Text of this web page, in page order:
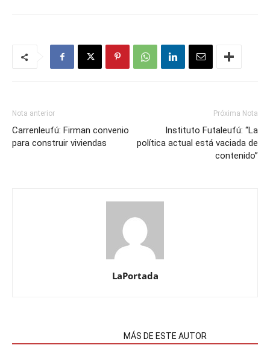
Nota anterior
Carrenleufú: Firman convenio
para construir viviendas
Próxima Nota
Instituto Futaleufú: “La
política actual está vaciada de
contenido”
LaPortada
MÁS DE ESTE AUTOR